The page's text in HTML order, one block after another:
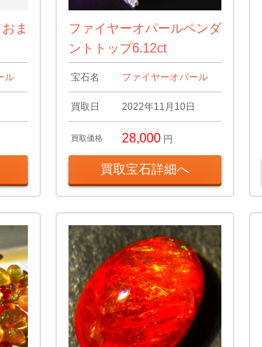
ま
ル
ファイヤーオパールペンダ
ントトップ6.12ct
宝石名 ファイヤーオパール
買取日 2022年11月10日
買取価格 28,000 円
買取宝石詳細へ